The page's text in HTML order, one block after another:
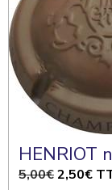
5,00€2,50€